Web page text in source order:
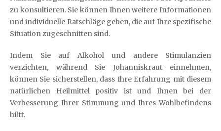
zu konsultieren. Sie können Ihnen weitere Informationen
und individuelle Ratschläge geben, die auf Ihre spezifische
Situation zugeschnitten sind.
Indem Sie auf Alkohol und andere Stimulanzien
verzichten, während Sie Johanniskraut einnehmen,
können Sie sicherstellen, dass Ihre Erfahrung mit diesem
natürlichen Heilmittel positiv ist und Ihnen bei der
Verbesserung Ihrer Stimmung und Ihres Wohlbefindens
hilft.